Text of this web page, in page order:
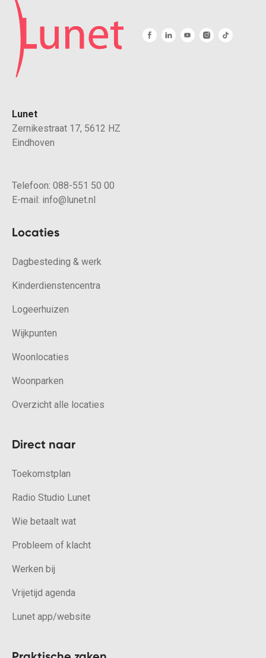
Lunet
Zernikestraat 17, 5612 HZ
Eindhoven
Telefoon: 088-551 50 00
E-mail: info@lunet.nl
Locaties
Dagbesteding & werk
Kinderdienstencentra
Logeerhuizen
Wijkpunten
Woonlocaties
Woonparken
Overzicht alle locaties
Direct naar
Toekomstplan
Radio Studio Lunet
Wie betaalt wat
Probleem of klacht
Werken bij
Vrijetijd agenda
Lunet app/website